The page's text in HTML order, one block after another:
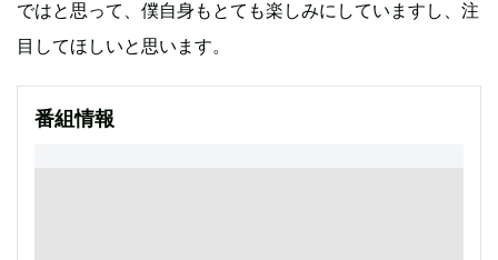
ではと思って、僕自身もとても楽しみにしていますし、注
目してほしいと思います。
番組情報